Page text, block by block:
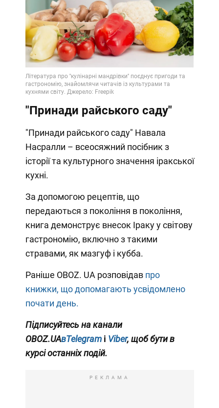
"Принади райського саду"
"Принади райського саду" Навала
Насралли – всеосяжний посібник з
історії та культурного значення іракської
кухні.
За допомогою рецептів, що
передаються з покоління в покоління,
книга демонструє внесок Іраку у світову
гастрономію, включно з такими
стравами, як мазгуф і кубба.
Раніше OBOZ. UA розповідавпро
книжки, що допомагають усвідомлено
почати день.
Підписуйтесь на канали
OBOZ.UAвTelegramі Viber, щоб бути в
курсі останніх подій.
РЕКЛАМА